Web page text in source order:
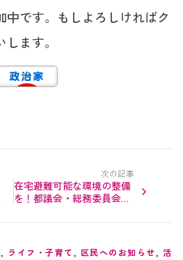
中です。もしよろしければク
ます。
次の記事
在宅避難可能な環境の整備
を！都議会・総務委員会で
, ライフ・子育て , 区民へのお知らせ, 活